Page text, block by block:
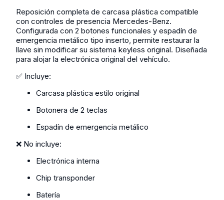
Reposición completa de carcasa plástica compatible
con controles de presencia Mercedes-Benz.
Configurada con 2 botones funcionales y espadín de
emergencia metálico tipo inserto, permite restaurar la
llave sin modificar su sistema keyless original. Diseñada
para alojar la electrónica original del vehículo.
✅ Incluye:
Carcasa plástica estilo original
Botonera de 2 teclas
Espadín de emergencia metálico
❌ No incluye:
Electrónica interna
Chip transponder
Batería